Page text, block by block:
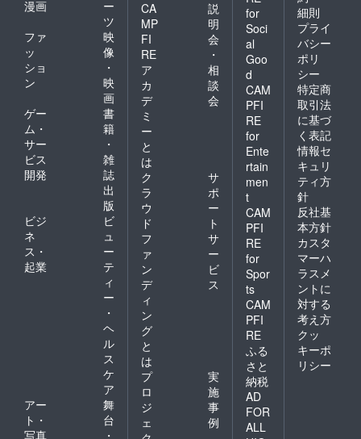
漫画
ー
ツ
ファ
ッ
ショ
ン
映
像
・
映
画
ゲー
ム・
サー
ビス
開発
書
籍
・
雑
誌
出
版
ビジ
ネ
ス・
起業
ビ
ュ
ー
テ
ィ
ー
・
ヘ
ル
ス
ケ
ア
アー
ト・
写真
舞
台
・
CA
MP
FI
RE
ア
カ
デ
ミ
ー
と
は
説
明
会
・
相
談
会
ク
ラ
ウ
ド
フ
ァ
ン
デ
ィ
ン
グ
と
は
サ
ポ
ー
ト
サ
ー
ビ
ス
プ
ロ
ジ
ェ
実
施
事
例
for
Soci
al
Goo
d
CAM
PFI
RE
for
Ente
rtain
men
t
CAM
PFI
RE
for
Spor
ts
CAM
PFI
RE
ふる
さと
納税
AD
FOR
ALL
細則
プライ
バシー
ポリ
シー
特定商
取引法
に基づ
く表記
情報セ
キュリ
ティ方
針
反社基
本方針
カスタ
マーハ
ラスメ
ントに
対する
考え方
クッ
キーポ
リシー